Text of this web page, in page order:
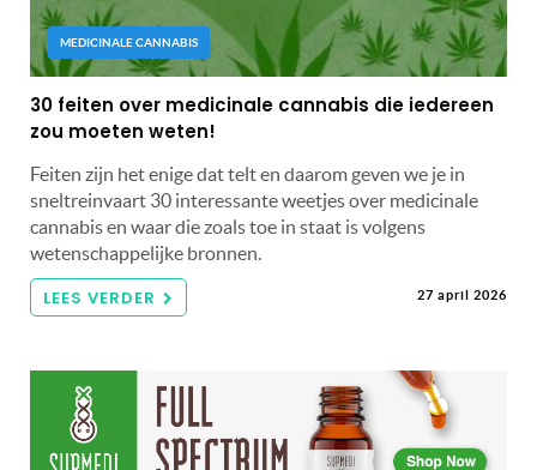
MEDICINALE CANNABIS
30 feiten over medicinale cannabis die iedereen
zou moeten weten!
Feiten zijn het enige dat telt en daarom geven we je in
sneltreinvaart 30 interessante weetjes over medicinale
cannabis en waar die zoals toe in staat is volgens
wetenschappelijke bronnen.
LEES VERDER 27 april 2026